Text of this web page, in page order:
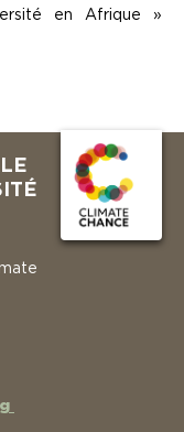
en Afrique »